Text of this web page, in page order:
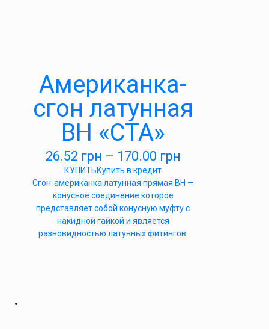
Американка-
сгон латунная
ВН «СТА»
26.52 грн – 170.00 грн
КУПИТЬКупить в кредит
Сгон-американка латунная прямая ВН —
конусное соединение которое
представляет собой конусную муфту с
накидной гайкой и является
разновидностью латунных фитингов.